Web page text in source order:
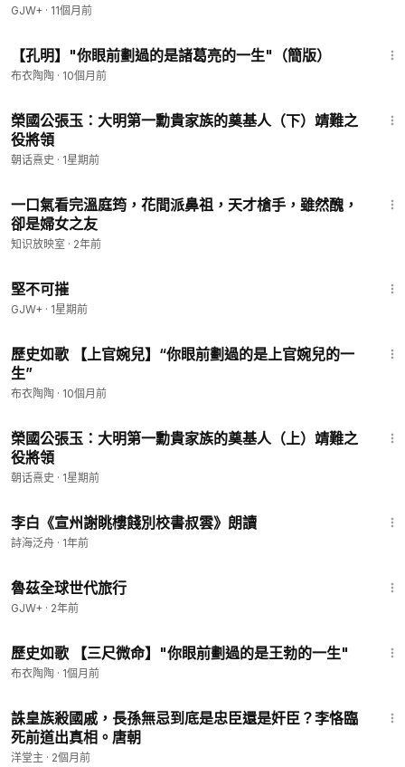
GJW+ · 11個月前
【孔明】"你眼前劃過的是諸葛亮的一生"（簡版）
布衣陶陶 · 10個月前
榮國公張玉：大明第一勳貴家族的奠基人（下）靖難之
役將領
朝话熹史 · 1星期前
一口氣看完溫庭筠，花間派鼻祖，天才槍手，雖然醜，
卻是婦女之友
知识放映室 · 2年前
堅不可摧
GJW+ · 1星期前
歷史如歌 【上官婉兒】“你眼前劃過的是上官婉兒的一
生”
布衣陶陶 · 10個月前
榮國公張玉：大明第一勳貴家族的奠基人（上）靖難之
役將領
朝话熹史 · 1星期前
李白《宣州謝眺樓餞別校書叔雲》朗讀
詩海泛舟 · 1年前
魯茲全球世代旅行
GJW+ · 2年前
歷史如歌 【三尺微命】"你眼前劃過的是王勃的一生"
布衣陶陶 · 1個月前
誅皇族殺國戚，長孫無忌到底是忠臣還是奸臣？李恪臨
死前道出真相。唐朝
洋堂主 · 2個月前